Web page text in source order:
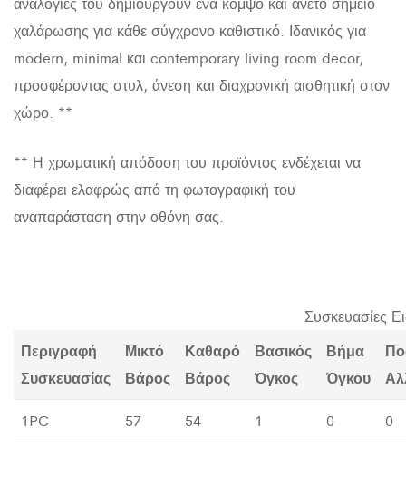
χαλάρωσης για κάθε σύγχρονο καθιστικό. Ιδανικός για
modern, minimal και contemporary living room decor,
προσφέροντας στυλ, άνεση και διαχρονική αισθητική στον
χώρο. **
** Η χρωματική απόδοση του προϊόντος ενδέχεται να
διαφέρει ελαφρώς από τη φωτογραφική του
αναπαράσταση στην οθόνη σας.
Συσκευασίες
Περιγραφή
Συσκευασίας
Μικτό
Βάρος
Καθαρό
Βάρος
Βασικός
Όγκος
Βήμα
Όγκου
1PC 57 54 1 0 0